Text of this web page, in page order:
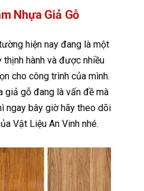
Nhựa Giả Gỗ
hiện nay đang là một
hành và được nhiều
cho công trình của mình.
giả gỗ đang là vấn đề mà
ngay bây giờ hãy theo dõi
Vật Liệu An Vinh nhé.